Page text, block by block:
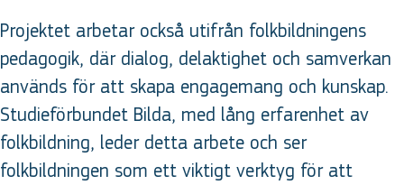
Projektet arbetar också utifrån folkbildningens
pedagogik, där dialog, delaktighet och samverkan
används för att skapa engagemang och kunskap.
Studieförbundet Bilda, med lång erfarenhet av
folkbildning, leder detta arbete och ser
folkbildningen som ett viktigt verktyg för att